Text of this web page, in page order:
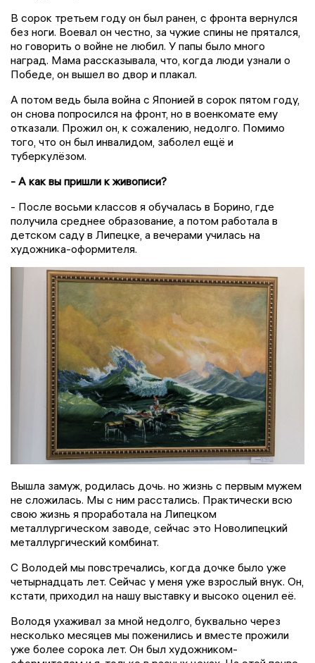
В сорок третьем году он был ранен, с фронта вернулся
без ноги. Воевал он честно, за чужие спины не прятался,
но говорить о войне не любил. У папы было много
наград. Мама рассказывала, что, когда люди узнали о
Победе, он вышел во двор и плакал.
А потом ведь была война с Японией в сорок пятом году,
он снова попросился на фронт, но в военкомате ему
отказали. Прожил он, к сожалению, недолго. Помимо
того, что он был инвалидом, заболел ещё и
туберкулёзом.
- А как вы пришли к живописи?
- После восьми классов я обучалась в Борино, где
получила среднее образование, а потом работала в
детском саду в Липецке, а вечерами училась на
художника-оформителя.
Вышла замуж, родилась дочь. но жизнь с первым мужем
не сложилась. Мы с ним расстались. Практически всю
свою жизнь я проработала на Липецком
металлургическом заводе, сейчас это Новолипецкий
металлургический комбинат.
С Володей мы повстречались, когда дочке было уже
четырнадцать лет. Сейчас у меня уже взрослый внук. Он,
кстати, приходил на нашу выставку и высоко оценил её.
Володя ухаживал за мной недолго, буквально через
несколько месяцев мы поженились и вместе прожили
уже более сорока лет. Он был художником-